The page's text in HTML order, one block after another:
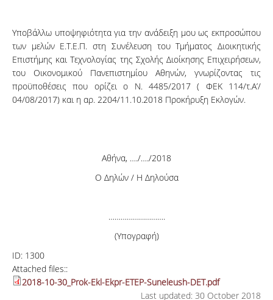
Υποβάλλω υποψηφιότητα για την ανάδειξη μου ως εκπροσώπου
των μελών Ε.Τ.Ε.Π. στη Συνέλευση του Τμήματος Διοικητικής
Επιστήμης και Τεχνολογίας της Σχολής Διοίκησης Επιχειρήσεων,
του Οικονομικού Πανεπιστημίου Αθηνών, γνωρίζοντας τις
προϋποθέσεις που ορίζει ο Ν. 4485/2017 ( ΦΕΚ 114/τ.Α’/
04/08/2017) και η αρ. 2204/11.10.2018 Προκήρυξη Εκλογών.
Αθήνα, …./…./2018
Ο Δηλών / Η Δηλούσα
……………………….
(Υπογραφή)
ID: 1300
Attached files::
2018-10-30_Prok-Ekl-Ekpr-ETEP-Suneleush-DET.pdf
Last updated: 30 October 2018